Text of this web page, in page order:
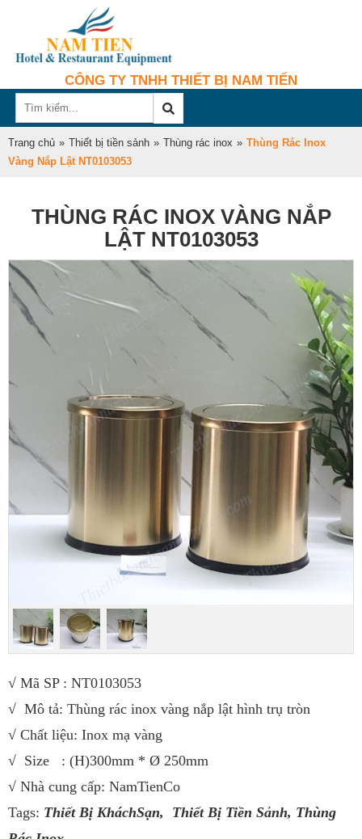
CÔNG TY TNHH THIẾT BỊ NAM TIẾN
Trang chủ » Thiết bị tiền sảnh » Thùng rác inox » Thùng Rác Inox
Vàng Nắp Lật NT0103053
THÙNG RÁC INOX VÀNG NẮP
LẬT NT0103053
√ Mã SP : NT0103053
√ Mô tả: Thùng rác inox vàng nắp lật hình trụ tròn
√ Chất liệu: Inox mạ vàng
√ Size : (H)300mm * Ø 250mm
√ Nhà cung cấp: NamTienCo
Tags: Thiết Bị KháchSạn, Thiết Bị Tiền Sảnh, Thùng